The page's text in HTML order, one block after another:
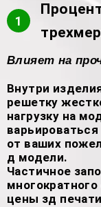
1
Влияет на
Внутри
решетку
нагрузку на
от ваших
д модели.
Частичное
цены зд